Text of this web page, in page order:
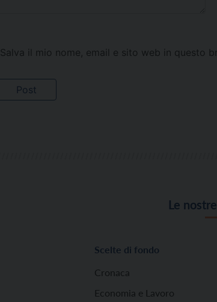
Salva il mio nome, email e sito web in questo
Le
Scelte di fondo
Cronaca
Economia e Lavoro